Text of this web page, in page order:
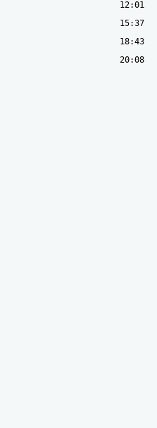
12:01
15:37
18:43
20:08